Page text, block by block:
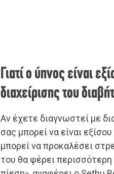
Γιατί ο ύπνος είναι
διαχείρισης του
Αν έχετε διαγνωστεί με
σας μπορεί να είναι
μπορεί να προκαλέσει
του θα φέρει